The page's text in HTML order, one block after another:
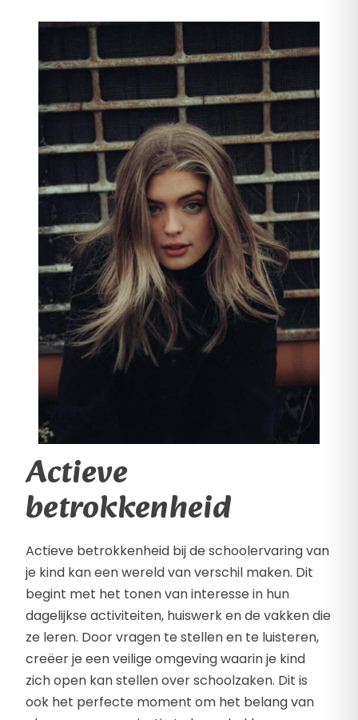
Actieve
betrokkenheid
Actieve betrokkenheid bij de schoolervaring van
je kind kan een wereld van verschil maken. Dit
begint met het tonen van interesse in hun
dagelijkse activiteiten, huiswerk en de vakken die
ze leren. Door vragen te stellen en te luisteren,
creëer je een veilige omgeving waarin je kind
zich open kan stellen over schoolzaken. Dit is
ook het perfecte moment om het belang van